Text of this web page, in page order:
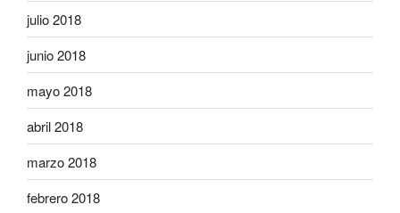
julio 2018
junio 2018
mayo 2018
abril 2018
marzo 2018
febrero 2018